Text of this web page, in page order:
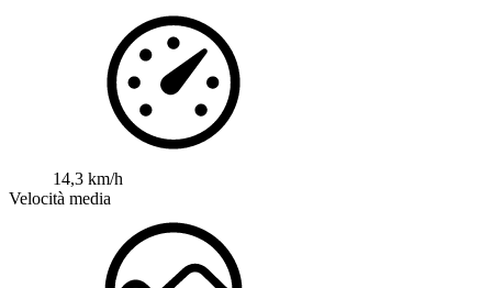
14,3 km/h
Velocità media